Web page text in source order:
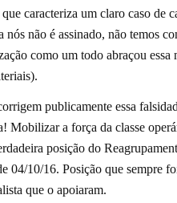
caracteriza um claro caso
não é assinado, não temos
como um todo abraçou
publicamente essa
a força da classe
posição do
04/10/16. Posição que sempre
que o apoiaram.